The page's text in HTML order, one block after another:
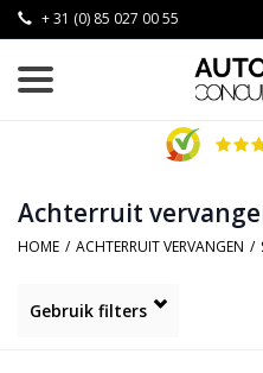
+ 31 (0) 85 027 00 55
Achterruit
HOME / ACHTERRUIT VERVANGEN /
Gebruik filters